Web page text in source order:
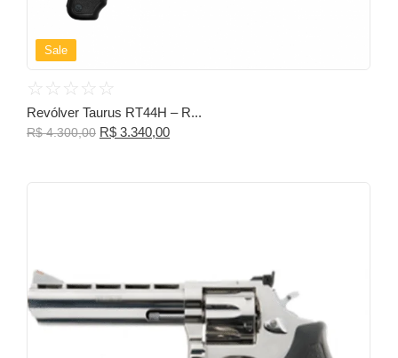
Sale
☆ ☆ ☆ ☆ ☆
Revólver Taurus RT44H – R...
R$4.300,00 R$ 3.340,00